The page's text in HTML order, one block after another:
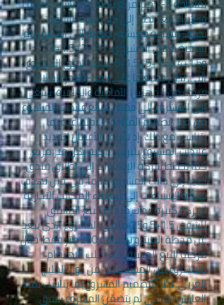
والشتاء معاً. نظراً إلى كون هذه الشرفات
تضيف مساحة معيشة إضافية إلى الشقق يتم
تسمية شقق المشروع بـ 1.5+2 و1.5+3
و1.5+4 و1.5+5 و1.5+6. تتميز شقق المشروع
التي تطل جميعها على الجزر والبحر بإطلالة
فريدة من الجهتين الأمامية والخلفية. يسعى
إلى المشروع إلى خفض مبالغ عائدات المشروع
من خلال تصميم المرافق الاجتماعية بما
يتناسب مع ذلك. إذ تستمر الأعمال لتحديد
عائدات المشروع بليرتين تركية لكل متر مربع.
كما تخطط شركة الإنشاءات إلى إطلاق فندق
جديد إلى جانب المشروع تماماً. في حين تهدف
شركة الإنشاءات إلى بيع بناء المكاتب التجارية
لشركة كبيرة. بدأت مرحلة البيع المسبق
للشقق 1.5+5 و1.5+6 في المشروع الذي يبعد
عن محطة الميترو بمسافة 200 متر فقط. خلال
مرحلة البيع المسبق جاء أغلب الاهتمام
بالمشروع من المستثمرين من دول الخليج
العربي. نظراً لتصميم المشروع بما يناسب نمط
العايش العائلي لم يتضمّن المشروع شقق